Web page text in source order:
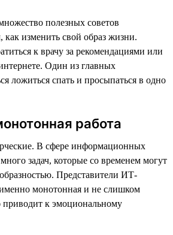
полезных советов
изменить свой образ жизни.
к врачу за рекомендациями или
Один из главных
ложиться спать и просыпаться в одно
работа
В сфере информационных
задач, которые со временем могут
Представители ИТ-
монотонная и не слишком
приводит к эмоциональному